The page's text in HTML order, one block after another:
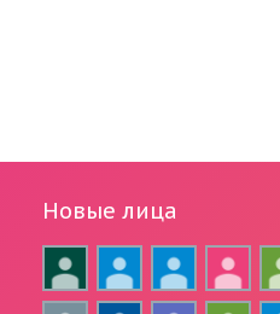
Новые лица